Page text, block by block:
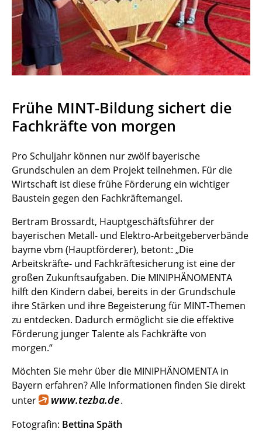
Frühe MINT-Bildung sichert die
Fachkräfte von morgen
Pro Schuljahr können nur zwölf bayerische
Grundschulen an dem Projekt teilnehmen. Für die
Wirtschaft ist diese frühe Förderung ein wichtiger
Baustein gegen den Fachkräftemangel.
Bertram Brossardt, Hauptgeschäftsführer der
bayerischen Metall- und Elektro-Arbeitgeberverbände
bayme vbm (Hauptförderer), betont: „Die
Arbeitskräfte- und Fachkräftesicherung ist eine der
großen Zukunftsaufgaben. Die MINIPHÄNOMENTA
hilft den Kindern dabei, bereits in der Grundschule
ihre Stärken und ihre Begeisterung für MINT-Themen
zu entdecken. Dadurch ermöglicht sie die effektive
Förderung junger Talente als Fachkräfte von
morgen.“
Möchten Sie mehr über die MINIPHÄNOMENTA in
Bayern erfahren? Alle Informationen finden Sie direkt
unter
www.tezba.de.
Fotografin: Bettina Späth